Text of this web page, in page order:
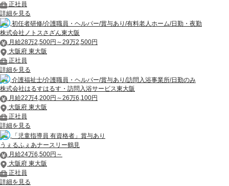
正社員
詳細を見る
初任者研修/介護職員・ヘルパー/賞与あり/有料老人ホーム/日勤・夜勤
株式会社ノトスさざん東大阪
月給28万2,500円～29万2,500円
大阪府 東大阪
正社員
詳細を見る
介護福祉士/介護職員・ヘルパー/賞与あり/訪問入浴事業所/日勤のみ
株式会社はるすはるす・訪問入浴サービス東大阪
月給22万4,200円～26万6,100円
大阪府 東大阪
正社員
詳細を見る
「児童指導員 有資格者」賞与あり
うぇるふぇあナースリー鶴見
月給24万6,500円～
大阪府 東大阪
正社員
詳細を見る